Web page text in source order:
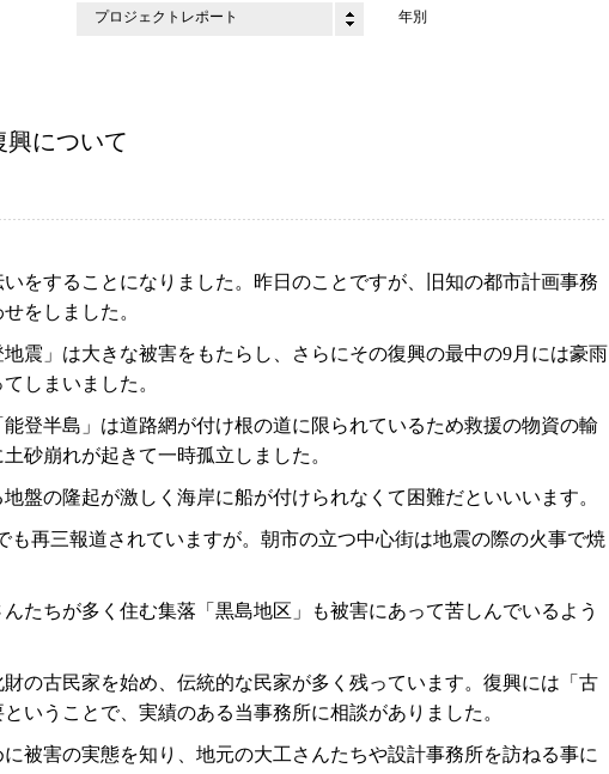
プロジェクトレポート 年別
興について
いをすることになりました。昨日のことですが、旧知の都市計画事務
をしました。
震」は大きな被害をもたらし、さらにその復興の最中の9月には豪雨
しまいました。
登半島」は道路網が付け根の道に限られているため救援の物資の輸
砂崩れが起きて一時孤立しました。
盤の隆起が激しく海岸に船が付けられなくて困難だといいいます。
も再三報道されていますが。朝市の立つ中心街は地震の際の火事で焼
たちが多く住む集落「黒島地区」も被害にあって苦しんでいるよう
の古民家を始め、伝統的な民家が多く残っています。復興には「古
いうことで、実績のある当事務所に相談がありました。
被害の実態を知り、地元の大工さんたちや設計事務所を訪ねる事に